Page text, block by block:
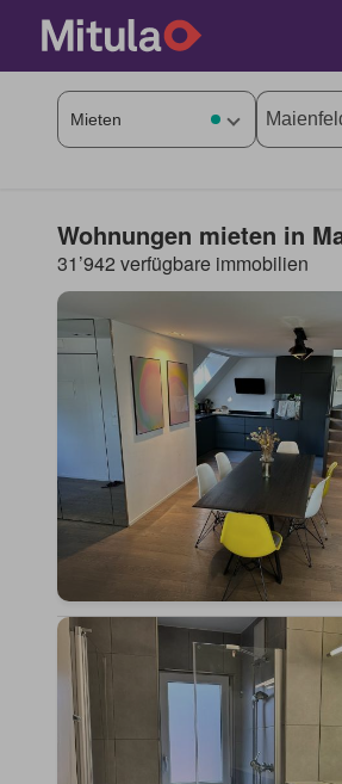
Wohnungen mieten in
31’942 verfügbare immobilien